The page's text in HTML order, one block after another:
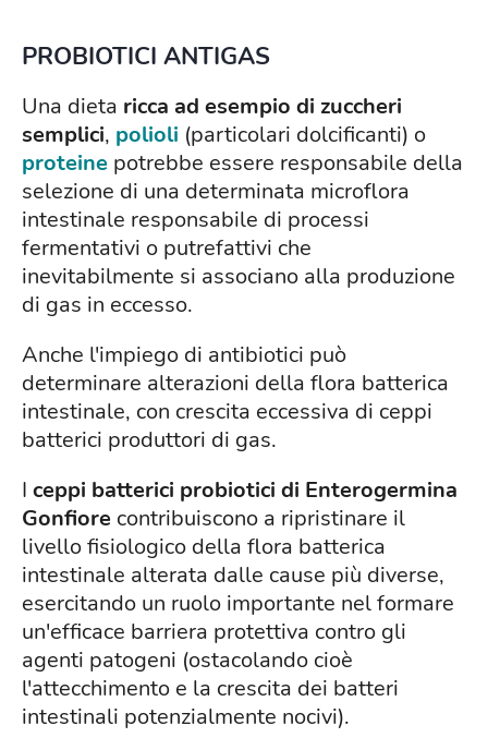
PROBIOTICI ANTIGAS
Una dieta ricca ad esempio di zuccheri
semplici, polioli (particolari dolcificanti) o
proteine potrebbe essere responsabile della
selezione di una determinata microflora
intestinale responsabile di processi
fermentativi o putrefattivi che
inevitabilmente si associano alla produzione
di gas in eccesso.
Anche l'impiego di antibiotici può
determinare alterazioni della flora batterica
intestinale, con crescita eccessiva di ceppi
batterici produttori di gas.
I ceppi batterici probiotici di Enterogermina
Gonfiore contribuiscono a ripristinare il
livello fisiologico della flora batterica
intestinale alterata dalle cause più diverse,
esercitando un ruolo importante nel formare
un'efficace barriera protettiva contro gli
agenti patogeni (ostacolando cioè
l'attecchimento e la crescita dei batteri
intestinali potenzialmente nocivi).